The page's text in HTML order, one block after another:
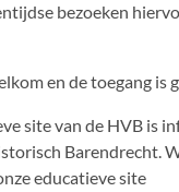
bezoeken
en de toegang is
site van de HVB is
Barendrecht.
educatieve site